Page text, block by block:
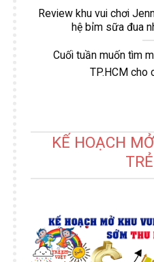
Review khu vui chơi
hệ bỉm sữa đua
Cuối tuần muốn tìm
TP.HCM cho
KẾ HOẠCH